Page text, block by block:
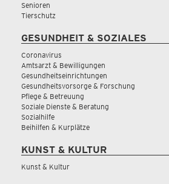
Senioren
Tierschutz
GESUNDHEIT & SOZIALES
Coronavirus
Amtsarzt & Bewilligungen
Gesundheitseinrichtungen
Gesundheitsvorsorge & Forschung
Pflege & Betreuung
Soziale Dienste & Beratung
Sozialhilfe
Beihilfen & Kurplätze
KUNST & KULTUR
Kunst & Kultur